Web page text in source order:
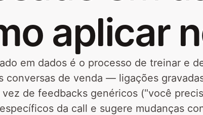
aplicar
em dados é o processo de treinar e
conversas de venda — ligações
vez de feedbacks genéricos ("você
da call e sugere mudanças